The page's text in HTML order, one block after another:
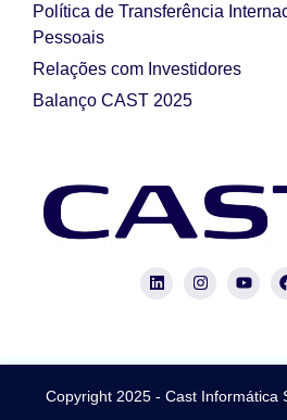
Política de Transferência
Pessoais
Relações com Investidores
Balanço CAST 2025
Copyright 2025 - Cast Informática